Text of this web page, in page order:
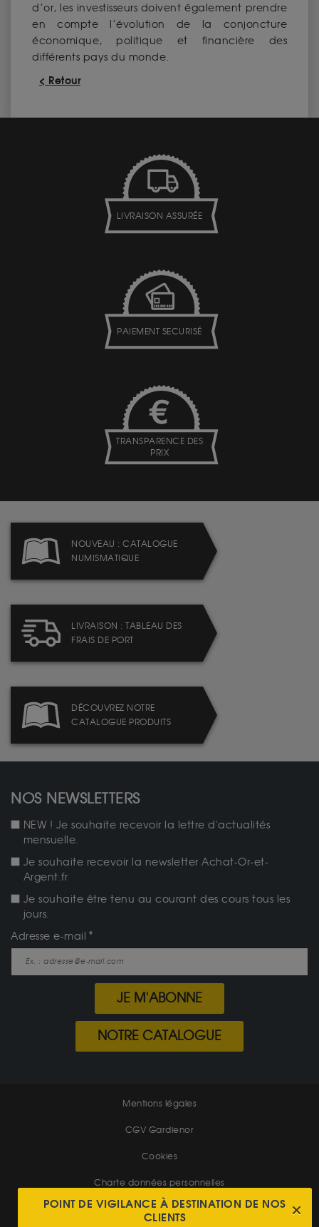
d’or, les investisseurs doivent également prendre
en compte l’évolution de la conjoncture
économique, politique et financière des
différents pays du monde.
< Retour
LIVRAISON ASSURÉE
PAIEMENT SECURISÉ
TRANSPARENCE DES
PRIX
NOUVEAU : CATALOGUE
NUMISMATIQUE
LIVRAISON : TABLEAU DES
FRAIS DE PORT
DÉCOUVREZ NOTRE
CATALOGUE PRODUITS
NOS NEWSLETTERS
NEW ! Je souhaite recevoir la lettre d'actualités
mensuelle.
Je souhaite recevoir la newsletter Achat-Or-et-
Argent.fr
Je souhaite être tenu au courant des cours tous les
jours.
Adresse e-mail
JE M'ABONNE
NOTRE CATALOGUE
Mentions légales
CGV Gardienor
Cookies
Charte données personnelles
Conditions générales de vente
POINT DE VIGILANCE À DESTINATION DE NOS
CLIENTS